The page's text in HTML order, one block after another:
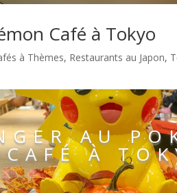
Café à Tokyo
à Thèmes, Restaurants au Japon,
AU
CAFÉ À